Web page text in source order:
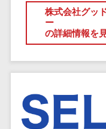
キ
情
標
株式会社グッ
ー
の詳細情報を